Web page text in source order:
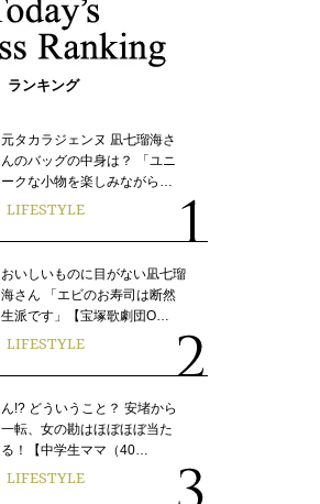
ランキング
元タカラジェンヌ 凪七瑠海さ
んのバッグの中身は？ 「ユニ
ークな小物を楽しみながら…
LIFESTYLE
おいしいものに目がない凪七瑠
海さん 「エビのお寿司は断然
生派です」【宝塚歌劇団O…
LIFESTYLE
ん!? どういうこと？ 安堵から
一転、女の勘はほぼほぼ当た
る！【中学生ママ（40…
LIFESTYLE